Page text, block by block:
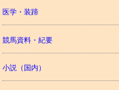
医学・装蹄
競馬資料・紀要
小説（国内）